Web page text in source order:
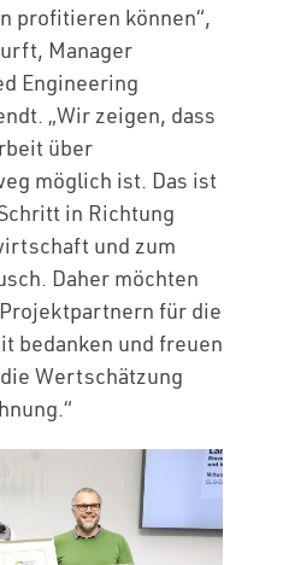
profitieren können“,
Manager
Engineering
„Wir zeigen, dass
über
möglich ist. Das ist
in Richtung
und zum
Daher möchten
für die
bedanken und freuen
Wertschätzung